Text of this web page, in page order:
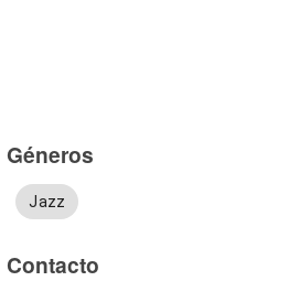
Géneros
Jazz
Contacto